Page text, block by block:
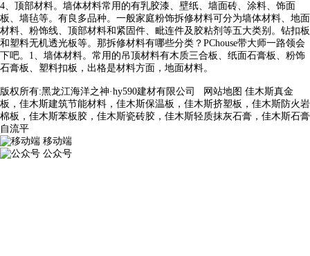
4、顶部材料。墙体材料常用的有乳胶漆、壁纸、墙面砖、涂料、饰面
板、墙毡等。有良多品种。一般家庭粉饰拆修材料可分为墙体材料、地面
材料、粉饰线、顶部材料和紧固件、毗连件及胶粘剂等五大类别。钻扣板
和塑料无机透光板等。那拆修材料有哪些分类？PChouse带大师一路领会
下吧。1、墙体材料。常用的吊顶材料有木质三合板、纸面石膏板、粉饰
石膏板、塑料扣板，出格是材料方面，地面材料。
版权所有:黑龙江海洋之神·hy590建材有限公司 网站地图 佳木斯真金
板，佳木斯建筑节能材料，佳木斯保温板，佳木斯挤塑板，佳木斯防火岩
棉板，佳木斯苯板胶，佳木斯瓷砖胶，佳木斯轻质抹灰石膏，佳木斯石膏
自流平
移动端
公众号